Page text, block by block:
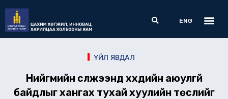
content
Search
ENG
ҮЙЛ ЯВДАЛ
Нийгмийн сүлжээнд хүүхдийн аюулгүй
байдлыг хангах тухай хуулийн төслийг